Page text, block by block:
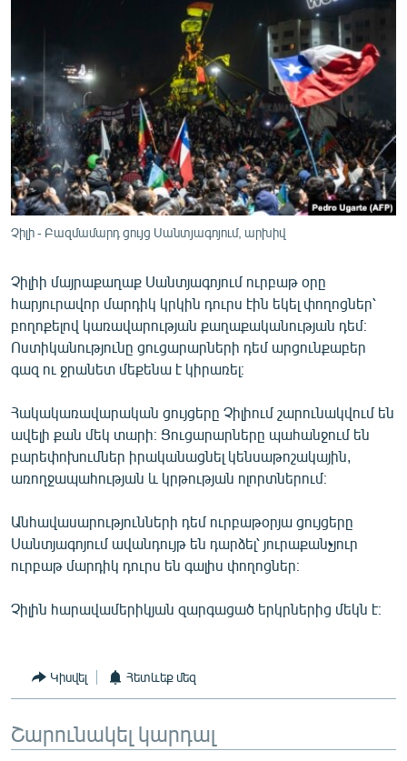
ՊԱՏԵՐԱԶՄԻ 6 ՇԱԲԱԹՆԵՐԸ
ՏԱՐԱԾԱՇՐՋԱՆ
ՄԻՋԱԶԳԱՅԻՆ
ՄՇԱԿՈՒՅԹ
ՍՊՈՐՏ
ՄԵԿՆԱԲԱՆՈՒԹՅՈՒՆ
ՏՏ ԵՒ ԻՆՏԵՐՆԵՏ
ԱՐԽԻՎ
ՏԵՍԱՆՅՈՒԹԵՐ
ԲԱՆԱՎԵՃ
ՁԳՏԵԼՈՎ ԼԱՎԱԳՈՒՅՆԻՆ
ՓՈԴՔԱՍԹ
Հայերեն
Русский
ՀԵՏԵՎԵՔ ՄԵԶ
«Ազատության» բոլոր կայքերը
Չիլի - Բազմամարդ ցույց Սանտյագոյում, արխիվ
Չիլիի մայրաքաղաք Սանտյագոյում ուրբաթ օրը
հարյուրավոր մարդիկ կրկին դուրս էին եկել փողոցներ՝
բողոքելով կառավարության քաղաքականության դեմ։
Ոստիկանությունը ցուցարարների դեմ արցունքաբեր
գազ ու ջրանետ մեքենա է կիրառել։
Հակակառավարական ցույցերը Չիլիում շարունակվում են
ավելի քան մեկ տարի։ Ցուցարարները պահանջում են
բարեփոխումներ իրականացնել կենսաթոշակային,
առողջապահության և կրթության ոլորտներում։
Անհավասարությունների դեմ ուրբաթօրյա ցույցերը
Սանտյագոյում ավանդույթ են դարձել՝ յուրաքանչյուր
ուրբաթ մարդիկ դուրս են գալիս փողոցներ։
Չիլին հարավամերիկյան զարգացած երկրներից մեկն է։
Կիսվել Հետևեք մեզ
Շարունակել կարդալ